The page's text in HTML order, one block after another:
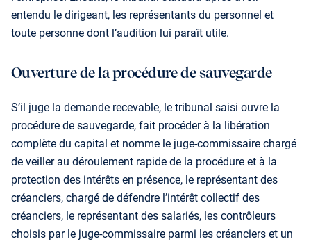
entendu le dirigeant, les représentants du personnel et
toute personne dont l’audition lui paraît utile.
Ouverture de la procédure de sauvegarde
S’il juge la demande recevable, le tribunal saisi ouvre la
procédure de sauvegarde, fait procéder à la libération
complète du capital et nomme le juge-commissaire chargé
de veiller au déroulement rapide de la procédure et à la
protection des intérêts en présence, le représentant des
créanciers, chargé de défendre l’intérêt collectif des
créanciers, le représentant des salariés, les contrôleurs
choisis par le juge-commissaire parmi les créanciers et un